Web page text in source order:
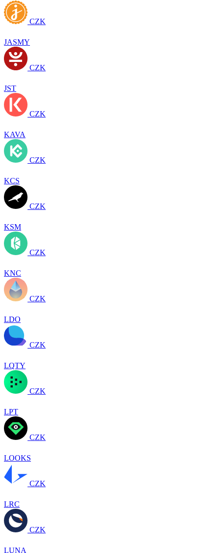
CZK
JASMY
CZK
JST
CZK
KAVA
CZK
KCS
CZK
KSM
CZK
KNC
CZK
LDO
CZK
LQTY
CZK
LPT
CZK
LOOKS
CZK
LRC
CZK
LUNA